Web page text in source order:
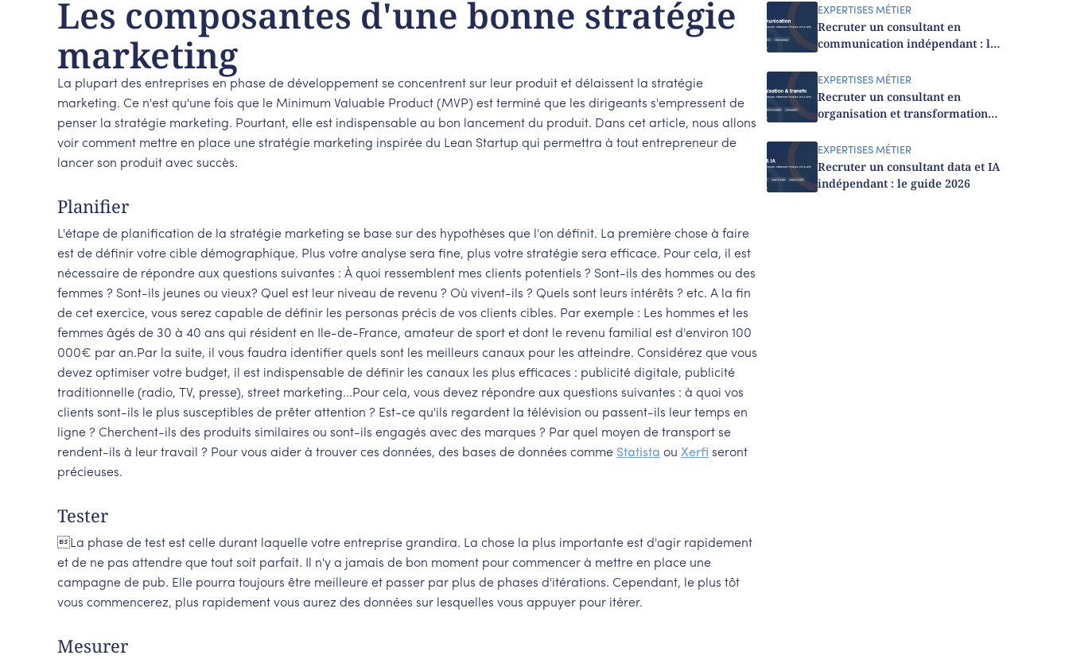
Les composantes d'une bonne stratégie
marketing
La plupart des entreprises en phase de développement se concentrent sur leur produit et délaissent la stratégie
marketing. Ce n'est qu'une fois que le Minimum Valuable Product (MVP) est terminé que les dirigeants s'empressent de
penser la stratégie marketing. Pourtant, elle est indispensable au bon lancement du produit. Dans cet article, nous allons
voir comment mettre en place une stratégie marketing inspirée du Lean Startup qui permettra à tout entrepreneur de
lancer son produit avec succès.
Planifier
L'étape de planification de la stratégie marketing se base sur des hypothèses que l'on définit. La première chose à faire
est de définir votre cible démographique. Plus votre analyse sera fine, plus votre stratégie sera efficace. Pour cela, il est
nécessaire de répondre aux questions suivantes : À quoi ressemblent mes clients potentiels ? Sont-ils des hommes ou des
femmes ? Sont-ils jeunes ou vieux? Quel est leur niveau de revenu ? Où vivent-ils ? Quels sont leurs intérêts ? etc. A la fin
de cet exercice, vous serez capable de définir les personas précis de vos clients cibles. Par exemple : Les hommes et les
femmes âgés de 30 à 40 ans qui résident en Ile-de-France, amateur de sport et dont le revenu familial est d'environ 100
000€ par an.Par la suite, il vous faudra identifier quels sont les meilleurs canaux pour les atteindre. Considérez que vous
devez optimiser votre budget, il est indispensable de définir les canaux les plus efficaces : publicité digitale, publicité
traditionnelle (radio, TV, presse), street marketing...Pour cela, vous devez répondre aux questions suivantes : à quoi vos
clients sont-ils le plus susceptibles de prêter attention ? Est-ce qu'ils regardent la télévision ou passent-ils leur temps en
ligne ? Cherchent-ils des produits similaires ou sont-ils engagés avec des marques ? Par quel moyen de transport se
rendent-ils à leur travail ? Pour vous aider à trouver ces données, des bases de données comme Statista ou Xerfi seront
précieuses.
Tester
La phase de test est celle durant laquelle votre entreprise grandira. La chose la plus importante est d'agir rapidement
et de ne pas attendre que tout soit parfait. Il n'y a jamais de bon moment pour commencer à mettre en place une
campagne de pub. Elle pourra toujours être meilleure et passer par plus de phases d'itérations. Cependant, le plus tôt
vous commencerez, plus rapidement vous aurez des données sur lesquelles vous appuyer pour itérer.
Mesurer
EXPERTISES MÉTIER
Recruter un consultant en
communication indépendant : le
EXPERTISES MÉTIER
Recruter un consultant en
organisation et transformation
EXPERTISES MÉTIER
Recruter un consultant data et IA
indépendant : le guide 2026